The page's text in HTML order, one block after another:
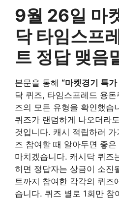
9월 26일 마
닥 타임스프
트 정답 맺음
본문을 통해 “마켓경기 특
닥 퀴즈, 타임스프레드 용
즈의 모든 유형을 확인했습
퀴즈가 랜덤하게 나오더라
것입니다. 캐시 적립하러
즈 참여할 때 알아두면 좋
마치겠습니다. 캐시닥 퀴즈
히면 정답자는 상금이 소진
트까지 참여한 각각의 퀴즈
습니다. 퀴즈 별로 1회만 참